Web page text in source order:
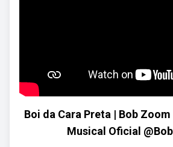
Boi da Cara Preta | Bob
Musical Oficial